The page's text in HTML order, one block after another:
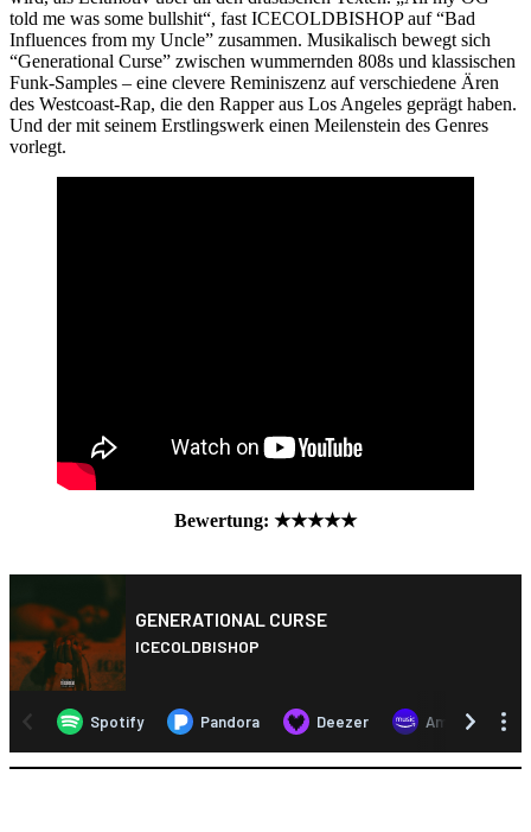
told me was some bullshit“, fast ICECOLDBISHOP auf “Bad
Influences from my Uncle” zusammen. Musikalisch bewegt sich
“Generational Curse” zwischen wummernden 808s und klassischen
Funk-Samples – eine clevere Reminiszenz auf verschiedene Ären
des Westcoast-Rap, die den Rapper aus Los Angeles geprägt haben.
Und der mit seinem Erstlingswerk einen Meilenstein des Genres
vorlegt.
Bewertung: ★★★★★